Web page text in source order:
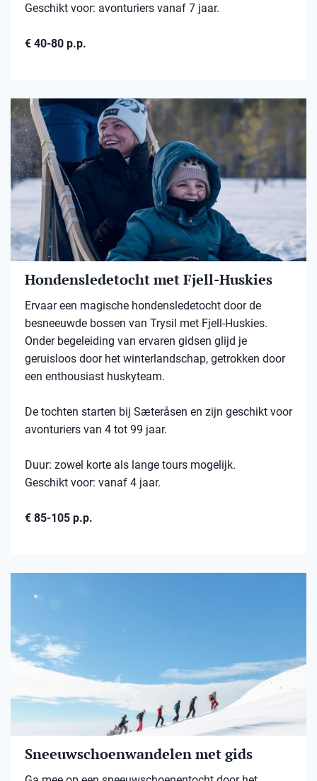
Geschikt voor: avonturiers vanaf 7 jaar.
€ 40-80 p.p.
Hondensledetocht met Fjell-Huskies
Ervaar een magische hondensledetocht door de
besneeuwde bossen van Trysil met Fjell-Huskies.
Onder begeleiding van ervaren gidsen glijd je
geruisloos door het winterlandschap, getrokken door
een enthousiast huskyteam.
De tochten starten bij Sæteråsen en zijn geschikt voor
avonturiers van 4 tot 99 jaar.
Duur: zowel korte als lange tours mogelijk.
Geschikt voor: vanaf 4 jaar.
€ 85-105 p.p.
Sneeuwschoenwandelen met gids